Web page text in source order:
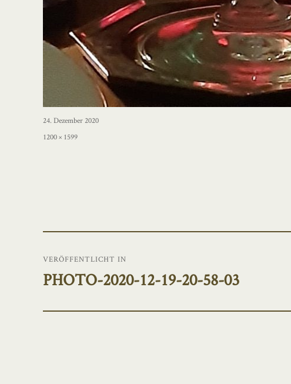
Veröffentlicht
24. Dezember 2020
Originalgröße
1200 × 1599
VERÖFFENTLICHT IN
PHOTO-2020-12-19-20-58-03